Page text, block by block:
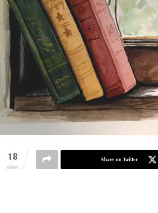
18
VIEWS
Share on Twitter